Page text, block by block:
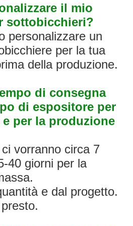
il mio
sottobicchieri?
personalizzare un
per la tua
della produzione.
di consegna
di espositore per
per la produzione
vorranno circa 7
40 giorni per la
e dal progetto.